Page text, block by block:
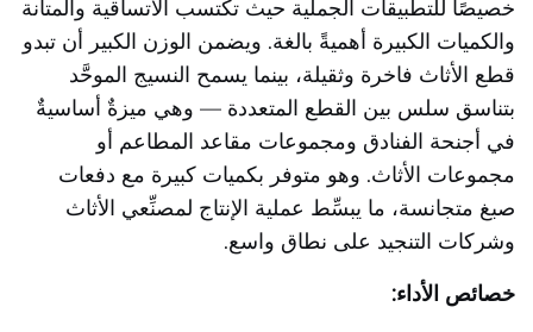
خصيصًا للتطبيقات الجملية حيث تكتسب الاتساقية والمتانة
والكميات الكبيرة أهميةً بالغة. ويضمن الوزن الكبير أن تبدو
قطع الأثاث فاخرة وثقيلة، بينما يسمح النسيج الموحَّد
بتناسق سلس بين القطع المتعددة — وهي ميزةٌ أساسيةٌ
في أجنحة الفنادق ومجموعات مقاعد المطاعم أو
مجموعات الأثاث. وهو متوفر بكميات كبيرة مع دفعات
صبغ متجانسة، ما يبسِّط عملية الإنتاج لمصنِّعي الأثاث
وشركات التنجيد على نطاق واسع.
خصائص الأداء: